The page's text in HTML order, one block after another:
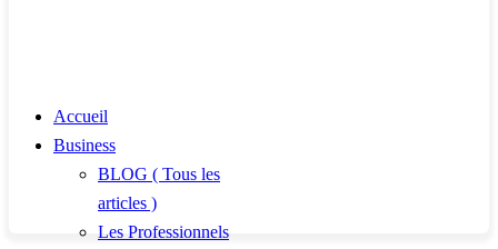
Accueil
Business
BLOG ( Tous les
articles )
Les Professionnels